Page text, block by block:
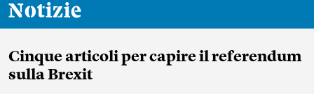
Notizie
Cinque articoli per capire il referendum
sulla Brexit